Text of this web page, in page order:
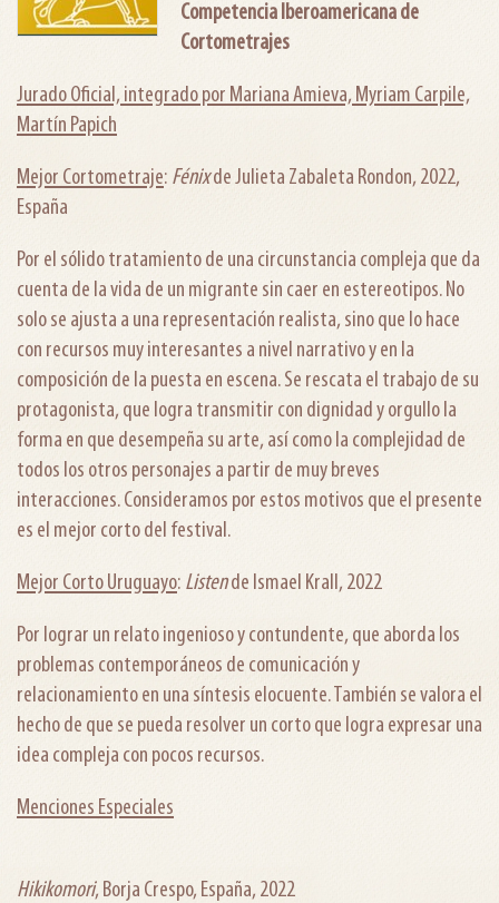
Competencia Iberoamericana de
Cortometrajes
Jurado Oficial, integrado por Mariana Amieva, Myriam Carpile,
Martín Papich
Mejor Cortometraje: Fénixde Julieta Zabaleta Rondon, 2022,
España
Por el sólido tratamiento de una circunstancia compleja que da
cuenta de la vida de un migrante sin caer en estereotipos. No
solo se ajusta a una representación realista, sino que lo hace
con recursos muy interesantes a nivel narrativo y en la
composición de la puesta en escena. Se rescata el trabajo de su
protagonista, que logra transmitir con dignidad y orgullo la
forma en que desempeña su arte, así como la complejidad de
todos los otros personajes a partir de muy breves
interacciones. Consideramos por estos motivos que el presente
es el mejor corto del festival.
Mejor Corto Uruguayo: Listende Ismael Krall, 2022
Por lograr un relato ingenioso y contundente, que aborda los
problemas contemporáneos de comunicación y
relacionamiento en una síntesis elocuente. También se valora el
hecho de que se pueda resolver un corto que logra expresar una
idea compleja con pocos recursos.
Menciones Especiales
Hikikomori, Borja Crespo, España, 2022